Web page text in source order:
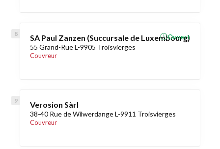
SA Paul Zanzen (Succursale de Luxembourg)
55 Grand-Rue L-9905 Troisvierges
Couvreur
Ouvert
Verosion Sàrl
38-40 Rue de Wilwerdange L-9911 Troisvierges
Couvreur